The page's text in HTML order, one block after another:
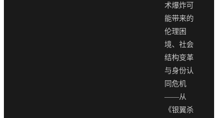
术爆炸可
能带来的
伦理困
境、社会
结构变革
与身份认
同危机
——从
《银翼杀